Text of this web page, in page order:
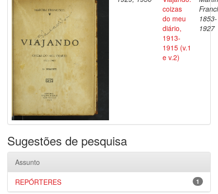
coizas
do meu
diário,
1913-
1915 (v.1
e v.2)
1853-
1927
Sugestões de pesquisa
Assunto
1
REPÓRTERES